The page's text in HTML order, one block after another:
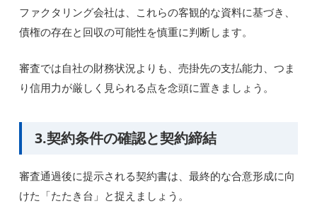
ファクタリング会社は、これらの客観的な資料に基づき、
債権の存在と回収の可能性を慎重に判断します。
審査では自社の財務状況よりも、売掛先の支払能力、つま
り信用力が厳しく見られる点を念頭に置きましょう。
3.契約条件の確認と契約締結
審査通過後に提示される契約書は、最終的な合意形成に向
けた「たたき台」と捉えましょう。